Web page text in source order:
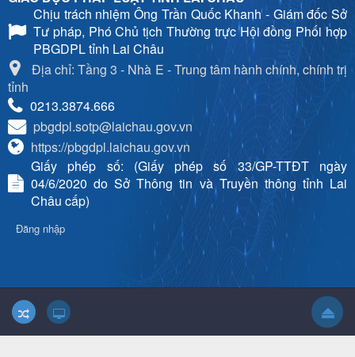
Chịu trách nhiệmÔng Trần Quốc Khanh - Giám đốc Sở
Tư pháp, Phó Chủ tịch Thường trực Hội đồng Phối hợp
PBGDPL tỉnh Lai Châu
Địa chỉ: Tầng 3 - Nhà E - Trung tâm hành chính, chính trị
tỉnh
0213.3874.666
pbgdpl.sotp@laichau.gov.vn
https://pbgdpl.laichau.gov.vn
Giấy phép số: (Giấy phép số 33/GP-TTĐT ngày
04/6/2020 do Sở Thông tin và Truyền thông tỉnh Lai
Châu cấp)
Đăng nhập